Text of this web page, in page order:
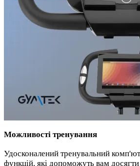
Можливості тренування
Удосконалений тренувальний
функцій, які допоможуть вам досягти